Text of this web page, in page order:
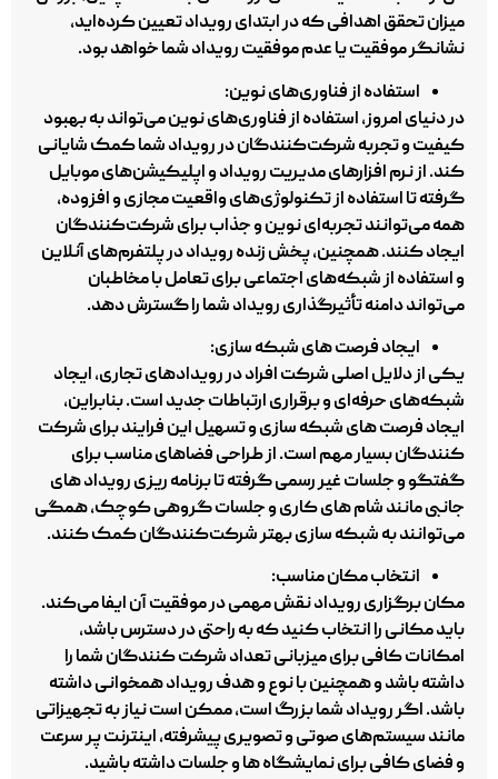
میزان تحقق اهدافی که در ابتدای رویداد تعیین کرده‌اید،
نشانگر موفقیت یا عدم موفقیت رویداد شما خواهد بود.
استفاده از فناوری‌های نوین:
در دنیای امروز، استفاده از فناوری‌های نوین می‌تواند به بهبود
کیفیت و تجربه شرکت‌کنندگان در رویداد شما کمک شایانی
کند. از نرم‌ افزارهای مدیریت رویداد و اپلیکیشن‌های موبایل
گرفته تا استفاده از تکنولوژی‌های واقعیت مجازی و افزوده،
همه می‌توانند تجربه‌ای نوین و جذاب برای شرکت‌کنندگان
ایجاد کنند. همچنین، پخش زنده رویداد در پلتفرم‌های آنلاین
و استفاده از شبکه‌های اجتماعی برای تعامل با مخاطبان
می‌تواند دامنه تأثیرگذاری رویداد شما را گسترش دهد.
ایجاد فرصت‌ های شبکه‌ سازی:
یکی از دلایل اصلی شرکت افراد در رویدادهای تجاری، ایجاد
شبکه‌های حرفه‌ای و برقراری ارتباطات جدید است. بنابراین،
ایجاد فرصت‌ های شبکه‌ سازی و تسهیل این فرایند برای شرکت‌
کنندگان بسیار مهم است. از طراحی فضاهای مناسب برای
گفتگو و جلسات غیر رسمی گرفته تا برنامه‌ ریزی رویداد های
جانبی مانند شام‌ های کاری و جلسات گروهی کوچک، همگی
می‌توانند به شبکه‌ سازی بهتر شرکت‌کنندگان کمک کنند.
انتخاب مکان مناسب:
مکان برگزاری رویداد نقش مهمی در موفقیت آن ایفا می‌کند.
باید مکانی را انتخاب کنید که به راحتی در دسترس باشد،
امکانات کافی برای میزبانی تعداد شرکت‌ کنندگان شما را
داشته باشد و همچنین با نوع و هدف رویداد همخوانی داشته
باشد. اگر رویداد شما بزرگ است، ممکن است نیاز به تجهیزاتی
مانند سیستم‌های صوتی و تصویری پیشرفته، اینترنت پر سرعت
و فضای کافی برای نمایشگاه‌ ها و جلسات داشته باشید.